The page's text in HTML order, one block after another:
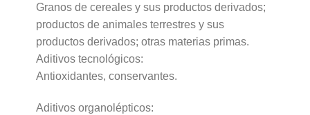
Granos de cereales y sus productos derivados;
productos de animales terrestres y sus
productos derivados; otras materias primas.
Aditivos tecnológicos:
Antioxidantes, conservantes.
Aditivos organolépticos: